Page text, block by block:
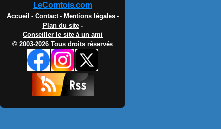
LeComtois.com
Accueil - Contact - Mentions légales -
Plan du site -
Conseiller le site à un ami
© 2003-2026 Tous droits réservés